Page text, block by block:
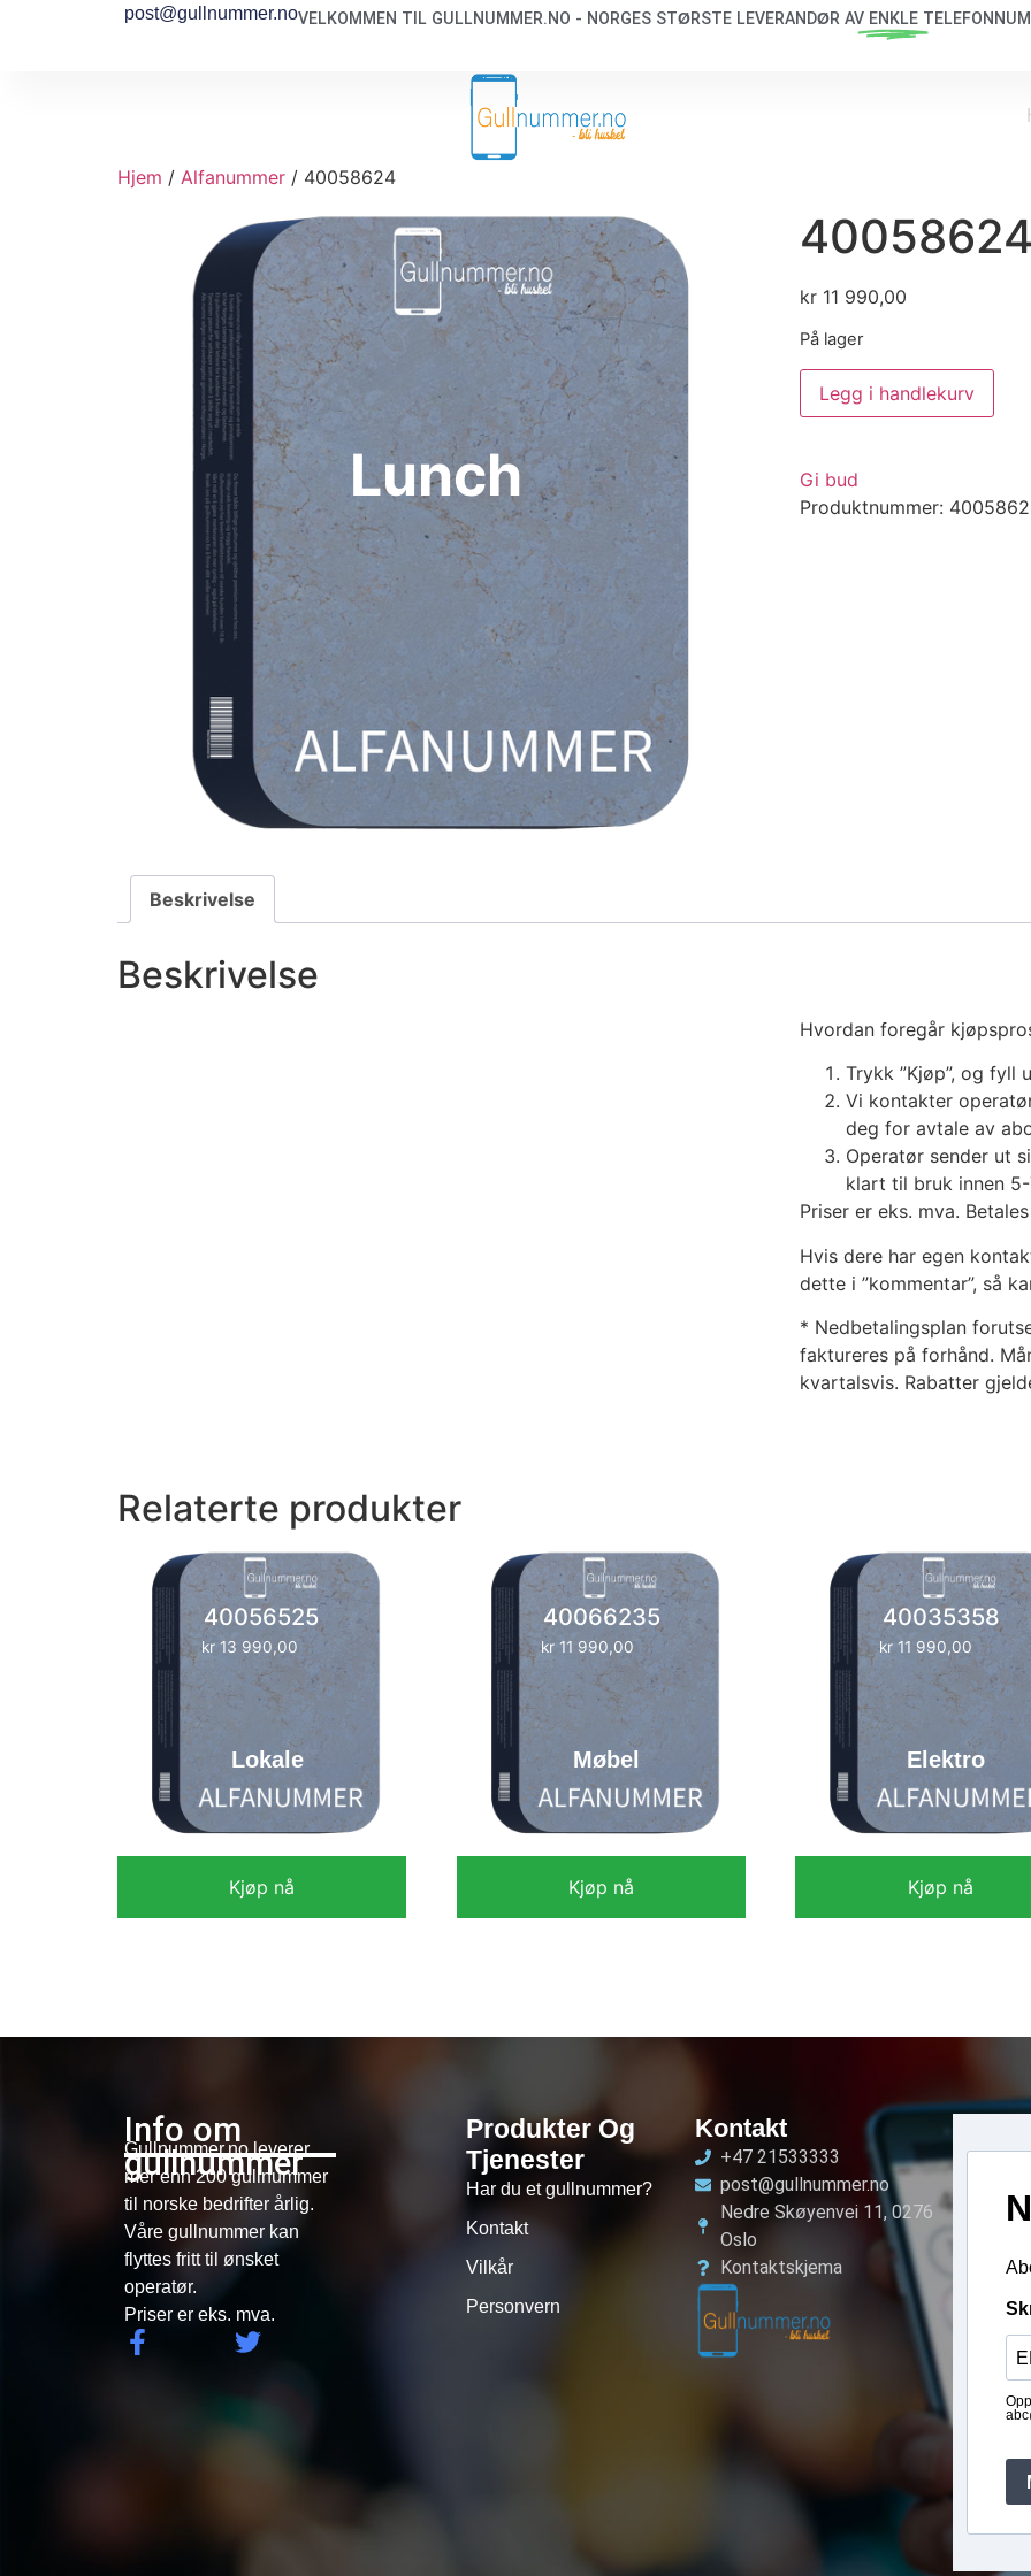
post@gullnummer.noVELKOMMEN TIL GULLNUMMER.NO - NORGES STØRSTE LEVERANDØR AV ENKLE
Hjem / Alfanummer / 40058624
Lunch
40058624
kr11 990,00
På lager
Legg i handlekurv
Gi bud
Produktnummer:
Beskrivelse
Beskrivelse
Hvordan foregår
Trykk ”Kjøp”, og fyll
Vi kontakter
deg for avtale av
Operatør sender ut
klart til bruk innen
Priser er eks. mva.
Hvis dere har egen
dette i ”kommentar”, så
* Nedbetalingsplan
faktureres på forhånd.
kvartalsvis. Rabatter
Relaterte produkter
40056525
kr13 990,00
Lokale
Kjøp nå
40066235
kr11 990,00
Møbel
Kjøp nå
40035358
kr 11 990,00
Elektro
Kjøp nå
Info om
gullnummer
Gullnummer.no leverer
mer enn 200 gullnummer
til norske bedrifter årlig.
Våre gullnummer kan
flyttes fritt til ønsket
operatør.
Priser er eks. mva.
Produkter Og
Tjenester
Har du et gullnummer?
Kontakt
Vilkår
Personvern
Kontakt
+47 21533333
post@gullnummer.no
Nedre Skøyenvei 11, 0276
Oslo
Kontaktskjema